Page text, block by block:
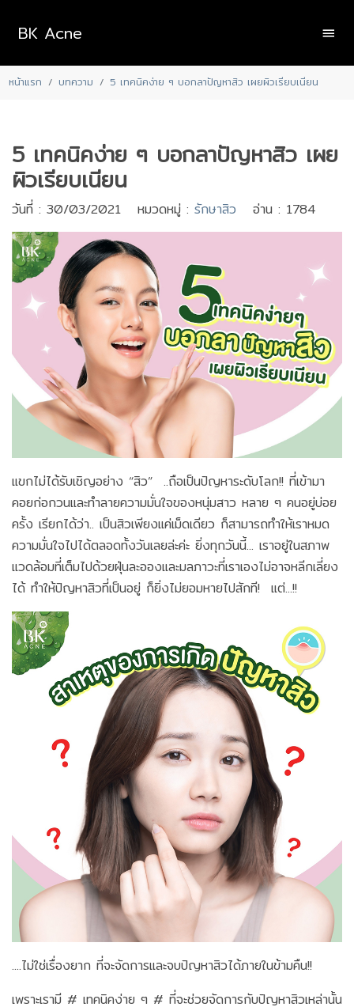
BK Acne
หน้าแรก บทความ 5 เทคนิคง่าย ๆ บอกลาปัญหาสิว เผยผิวเรียบเนียน
5 เทคนิคง่าย ๆ บอกลาปัญหาสิว เผย
ผิวเรียบเนียน
วันที่ : 30/03/2021 หมวดหมู่ : รักษาสิว อ่าน : 1784
แขกไม่ได้รับเชิญอย่าง “สิว” ..ถือเป็นปัญหาระดับโลก!! ที่เข้ามา
คอยก่อกวนและทำลายความมั่นใจของหนุ่มสาว หลาย ๆ คนอยู่บ่อย
ครั้ง เรียกได้ว่า.. เป็นสิวเพียงแค่เม็ดเดียว ก็สามารถทำให้เราหมด
ความมั่นใจไปได้ตลอดทั้งวันเลยล่ะค่ะ ยิ่งทุกวันนี้... เราอยู่ในสภาพ
แวดล้อมที่เต็มไปด้วยฝุ่นละอองและมลภาวะที่เราเองไม่อาจหลีกเลี่ยง
ได้ ทำให้ปัญหาสิวที่เป็นอยู่ ก็ยิ่งไม่ยอมหายไปสักที! แต่...!!
....ไม่ใช่เรื่องยาก ที่จะจัดการและจบปัญหาสิวได้ภายในข้ามคืน!!
เพราะเรามี # เทคนิคง่าย ๆ # ที่จะช่วยจัดการกับปัญหาสิวเหล่านั้น